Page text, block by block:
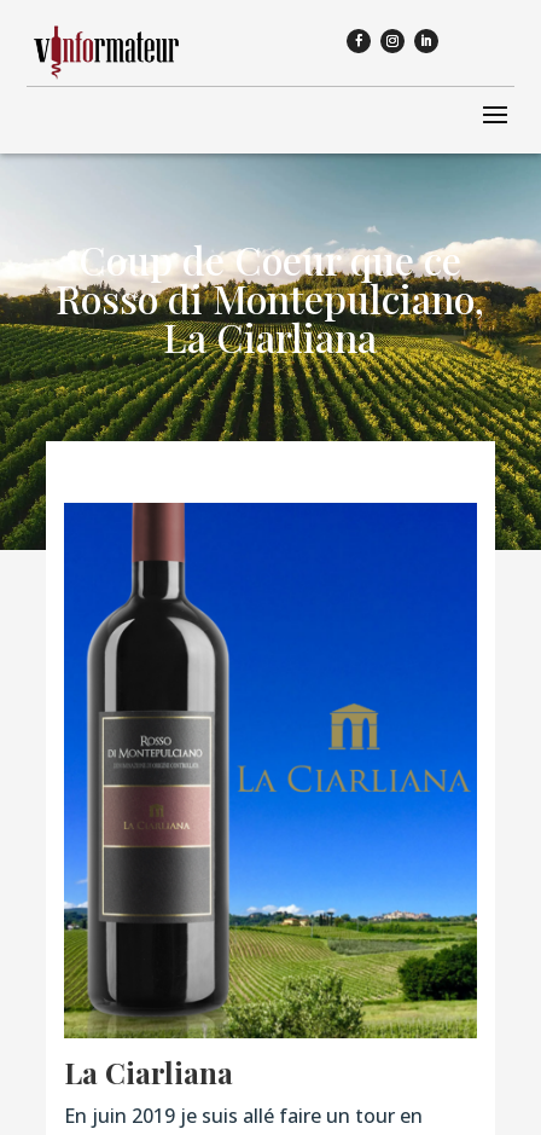
Coup de Coeur que ce
Rosso di Montepulciano,
La Ciarliana
La Ciarliana
En juin 2019 je suis allé faire un tour en